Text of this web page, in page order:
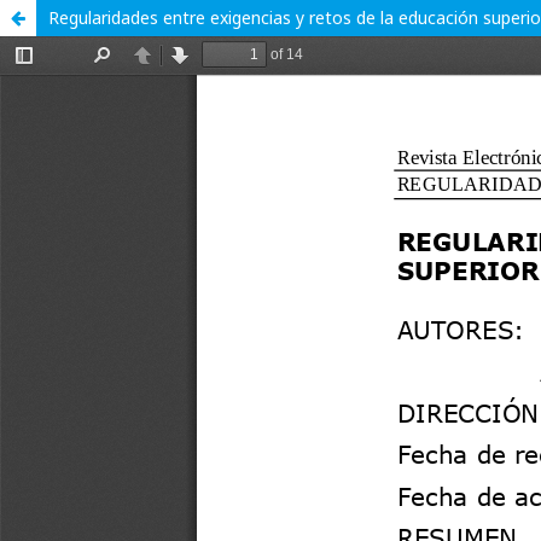
Regularidades entre exigencias y retos de la educación